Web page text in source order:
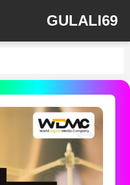
GULALI69